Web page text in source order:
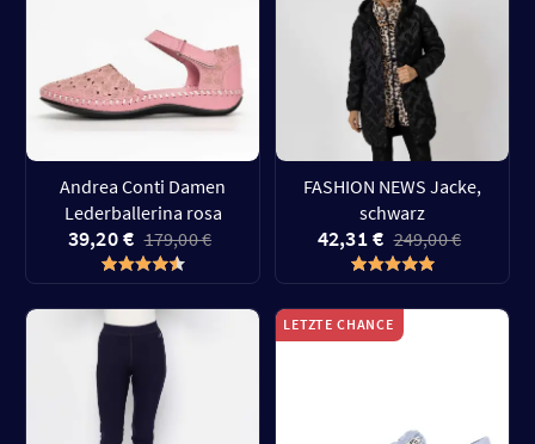
Andrea Conti Damen
Lederballerina rosa
39,20 € 179,00 €
FASHION NEWS Jacke,
schwarz
42,31 € 249,00 €
LETZTE CHANCE